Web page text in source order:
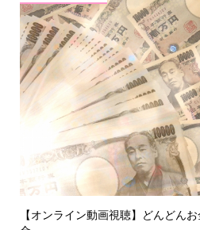
【オンライン動画視聴】どんどん